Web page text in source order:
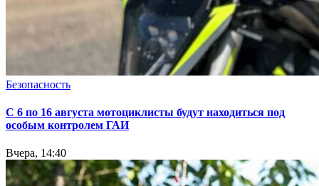
Безопасность
С 6 по 16 августа мотоциклисты будут находиться под
особым контролем ГАИ
Вчера, 14:40